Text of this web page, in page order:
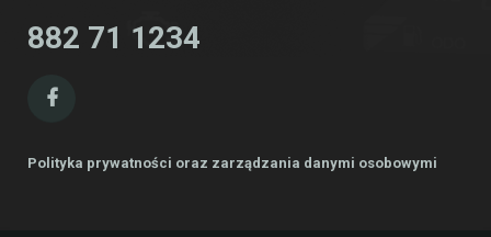
882 71 1234
Polityka prywatności oraz zarządzania danymi osobowymi